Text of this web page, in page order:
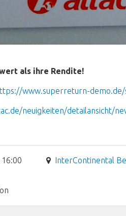
als ihre Rendite!
www.superreturn-
neuigkeiten/detailansicht/
InterContinental